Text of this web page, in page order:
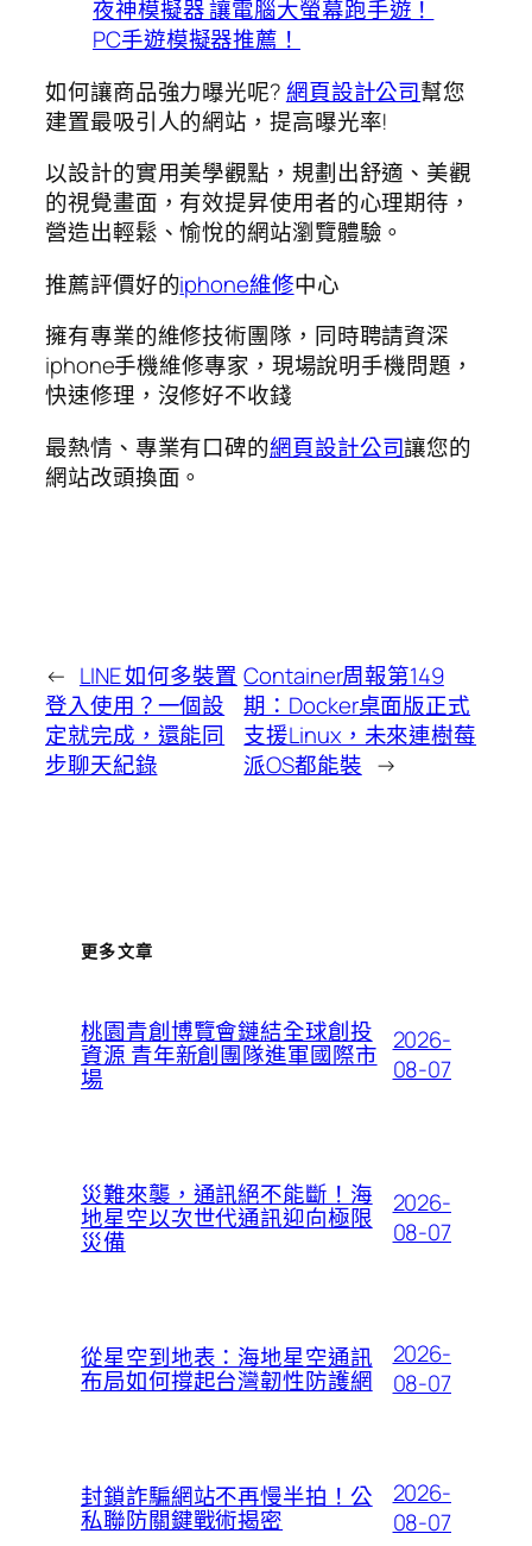
夜神模擬器 讓電腦大螢幕跑手遊！
PC手遊模擬器推薦！
如何讓商品強力曝光呢?網頁設計公司幫您
建置最吸引人的網站，提高曝光率!
以設計的實用美學觀點，規劃出舒適、美觀
的視覺畫面，有效提昇使用者的心理期待，
營造出輕鬆、愉悅的網站瀏覽體驗。
推薦評價好的iphone維修中心
擁有專業的維修技術團隊，同時聘請資深
iphone手機維修專家，現場說明手機問題，
快速修理，沒修好不收錢
最熱情、專業有口碑的網頁設計公司讓您的
網站改頭換面。
← LINE 如何多裝置
登入使用？一個設
定就完成，還能同
步聊天紀錄
Container周報第149
期：Docker桌面版正式
支援Linux，未來連樹莓
派OS都能裝 →
更多文章
桃園青創博覽會鏈結全球創投
資源 青年新創團隊進軍國際市
場
2026-
08-07
災難來襲，通訊絕不能斷！海
地星空以次世代通訊迎向極限
災備
2026-
08-07
從星空到地表：海地星空通訊
布局如何撐起台灣韌性防護網
2026-
08-07
封鎖詐騙網站不再慢半拍！公
私聯防關鍵戰術揭密
2026-
08-07